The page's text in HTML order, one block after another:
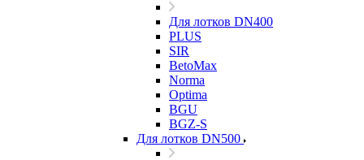
Для лотков DN400
PLUS
SIR
BetoMax
Norma
Optima
BGU
BGZ-S
Для лотков DN500